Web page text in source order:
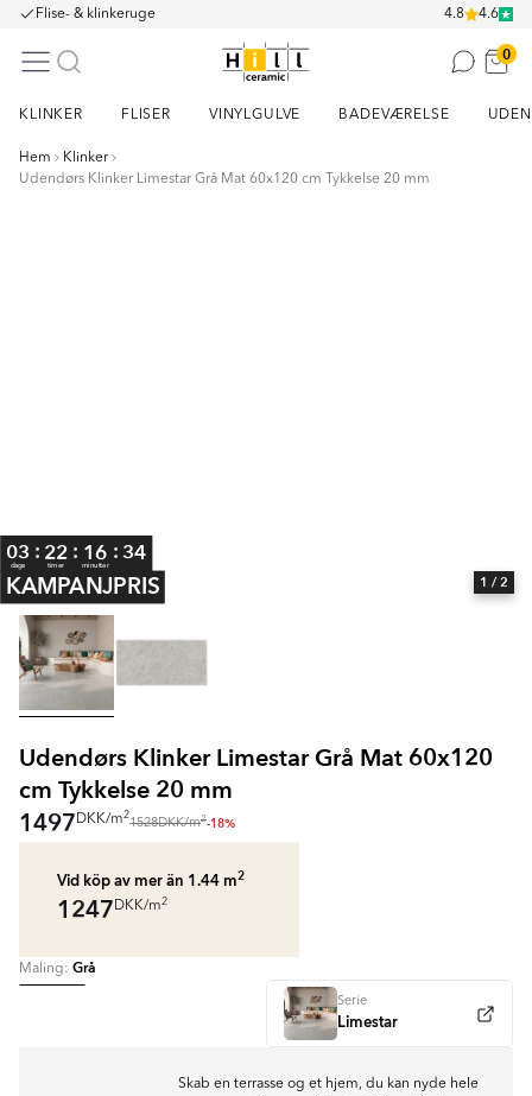
Flise- & klinkeruge 4.8 4.6
0
KLINKER FLISER VINYLGULVE BADEVÆRELSE
Hem
Klinker
Udendørs Klinker Limestar Grå Mat 60x120 cm Tykkelse 20 mm
03
dage
: 22
timer
: 16
minutter
:33
KAMPANJPRIS 1 / 2
Udendørs Klinker Limestar Grå Mat 60x120
cm Tykkelse 20 mm
1497 DKK/m2
1528DKK/m2-18%
Vid köp av mer än 1.44 m2
1247 DKK/m2
Maling: Grå
Serie
Limestar
Skab en terrasse og et hjem, du kan nyde hele